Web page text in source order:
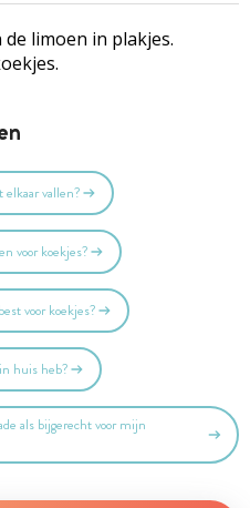
limoen in plakjes.
vallen?
voor koekjes?
voor koekjes?
huis heb?
als bijgerecht voor mijn